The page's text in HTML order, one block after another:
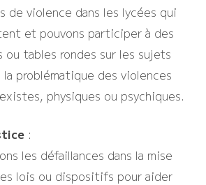
de violence dans les lycées qui
et pouvons participer à des
ou tables rondes sur les sujets
la problématique des violences
physiques ou psychiques.
:
les défaillances dans la mise
lois ou dispositifs pour aider